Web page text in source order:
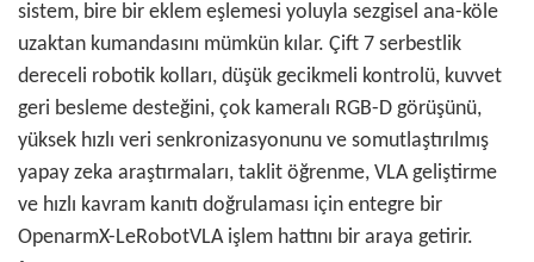
sistem, bire bir eklem eşlemesi yoluyla sezgisel ana-köle
uzaktan kumandasını mümkün kılar. Çift 7 serbestlik
dereceli robotik kolları, düşük gecikmeli kontrolü, kuvvet
geri besleme desteğini, çok kameralı RGB-D görüşünü,
yüksek hızlı veri senkronizasyonunu ve somutlaştırılmış
yapay zeka araştırmaları, taklit öğrenme, VLA geliştirme
ve hızlı kavram kanıtı doğrulaması için entegre bir
OpenarmX-LeRobotVLA işlem hattını bir araya getirir.